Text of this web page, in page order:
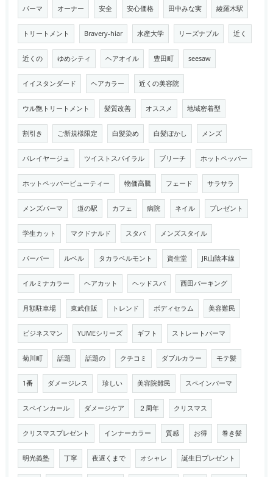
パーマ オーナー 安全 安心価格 田中みな実 綾羅木駅
トリートメント Bravery-hiar 水産大学 リーズナブル 近く
近くの ゆめシティ ヘアオイル 豊田町 seesaw
イイスタンダード ヘアカラー 近くの美容院
ウル艶トリートメント 髪質改善 オススメ 地域密着型
割引き ご新規様限定 白髪染め 白髪ぼかし メンズ
バレイヤージュ ツイストスパイラル ブリーチ ホットペッパー
ホットペッパービューティー 物価高騰 フェード サラサラ
メンズパーマ 道の駅 カフェ 病院 ネイル プレゼント
学生カット マクドナルド スタバ メンズスタイル
バーバー ルベル タカラベルモント 資生堂 JR山陰本線
イルミナカラー ヘアカット ヘッドスパ 西田パーキング
月額駐車場 東武住販 トレンド ボディセラム 美容難民
ビジネスマン YUMEシリーズ ギフト ストレートパーマ
菊川町 話題 話題の クチコミ ダブルカラー モテ髪
1番 ダメージレス 珍しい 美容院難民 スペインパーマ
スペインカール ダメージケア ２周年 クリスマス
クリスマスプレゼント インナーカラー 質感 お得 巻き髪
明光義塾 丁寧 夜遅くまで オシャレ 誕生日プレゼント